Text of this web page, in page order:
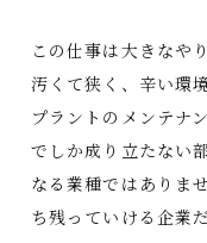
この仕事は大きなや
汚くて狭く、辛い環
プラントのメンテナ
でしか成り立たない
なる業種ではありま
ち残っていける企業